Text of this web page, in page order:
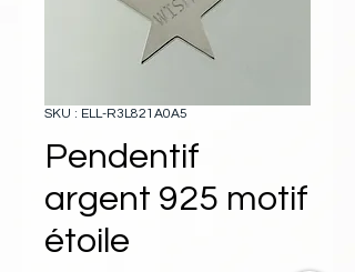
SKU : ELL-R3L821A0A5
Pendentif
argent 925 motif
étoile